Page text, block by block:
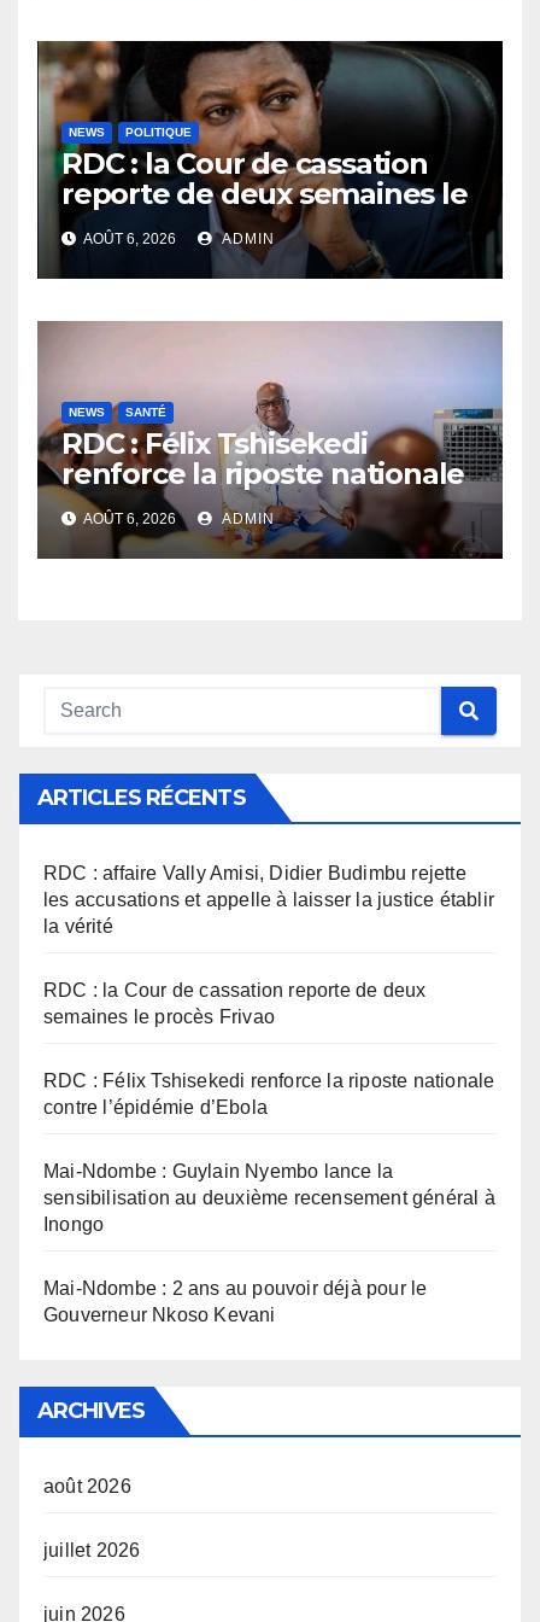
NEWS POLITIQUE
RDC : la Cour de cassation
reporte de deux semaines le
procès Frivao
AOÛT 6, 2026 ADMIN
NEWS SANTÉ
RDC : Félix Tshisekedi
renforce la riposte nationale
contre l’épidémie d’Ebola
AOÛT 6, 2026 ADMIN
ARTICLES RÉCENTS
RDC : affaire Vally Amisi, Didier Budimbu rejette
les accusations et appelle à laisser la justice établir
la vérité
RDC : la Cour de cassation reporte de deux
semaines le procès Frivao
RDC : Félix Tshisekedi renforce la riposte nationale
contre l’épidémie d’Ebola
Mai-Ndombe : Guylain Nyembo lance la
sensibilisation au deuxième recensement général à
Inongo
Mai-Ndombe : 2 ans au pouvoir déjà pour le
Gouverneur Nkoso Kevani
ARCHIVES
août 2026
juillet 2026
juin 2026